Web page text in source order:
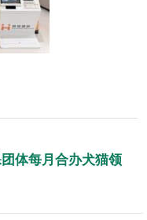
体每月合办犬猫领